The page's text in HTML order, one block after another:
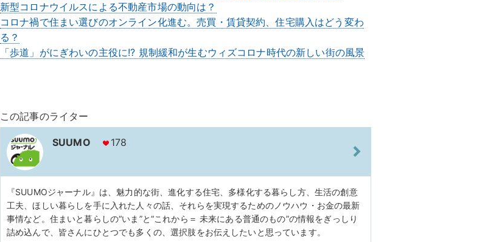
新型コロナウイルスによる不動産市場の動向は？
コロナ禍で住まい選びのオンライン化進む。売買・賃貸契約、住宅購入はどう変わ
る？
「歩道」がにぎわいの主役に!? 規制緩和が生むウィズコロナ時代の新しい街の風景
この記事のライター
SUUMO 178
『SUUMOジャーナル』は、魅力的な街、進化する住宅、多様化する暮らし方、生活の創意
工夫、ほしい暮らしを手に入れた人々の話、それらを実現するためのノウハウ・お金の最新
事情など。住まいと暮らしの“いま”と“これから＝ 未来にある普通のもの”の情報をぎっしり
詰め込んで、皆さんにひとつでも多くの、選択肢をお伝えしたいと思っています。